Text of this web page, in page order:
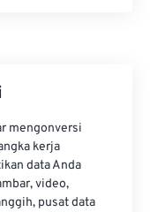
mengonversi
kerja
data Anda
video,
pusat data